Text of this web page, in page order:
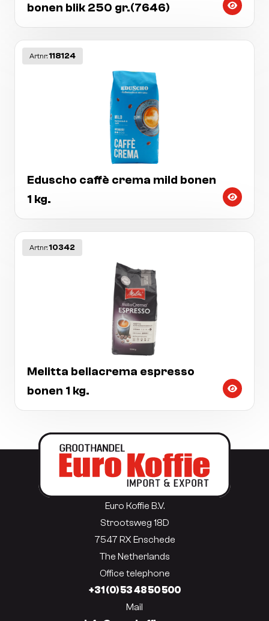
bonen blik 250 gr.(7646)
Artnr: 118124
Eduscho caffè crema mild bonen
1 kg.
Artnr: 10342
Melitta bellacrema espresso
bonen 1 kg.
Euro Koffie B.V.
Strootsweg 18D
7547 RX Enschede
The Netherlands
Office telephone
+31 (0) 53 48 50 500
Mail